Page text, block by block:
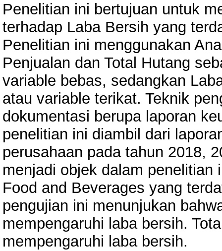
Penelitian ini bertujuan untuk
terhadap Laba Bersih yang
Penelitian ini menggunakan
Penjualan dan Total Hutang
variable bebas, sedangkan
atau variable terikat. Teknik
dokumentasi berupa laporan
penelitian ini diambil dari
perusahaan pada tahun 2018,
menjadi objek dalam penelitian
Food and Beverages yang
pengujian ini menunjukan
mempengaruhi laba bersih.
mempengaruhi laba bersih.